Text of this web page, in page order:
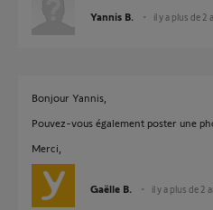
Yannis B. il y a plus de 2
Bonjour Yannis,
Pouvez-vous également poster une
Merci,
Gaëlle B. il y a plus de 2